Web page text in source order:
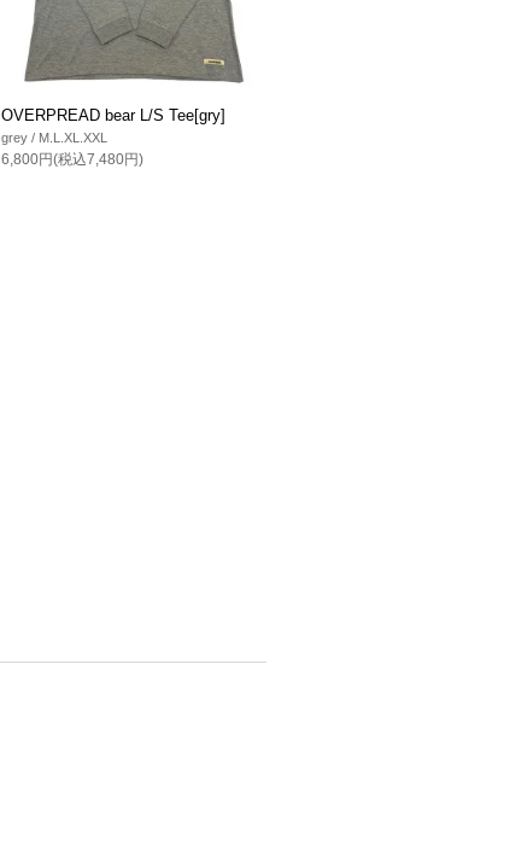
OVERPREAD bear L/S Tee[gry]
grey / M.L.XL.XXL
6,800円(税込7,480円)